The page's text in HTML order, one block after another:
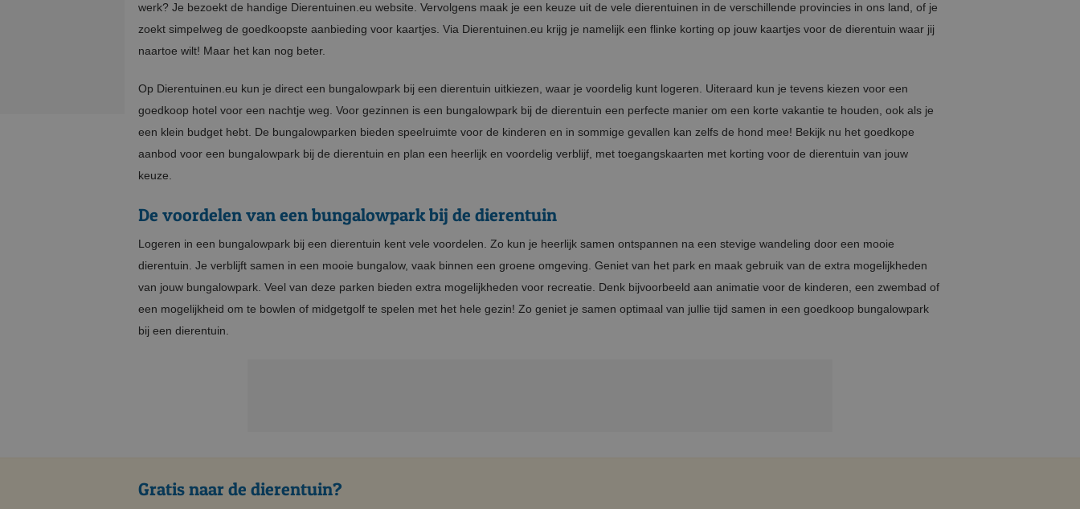
werk? Je bezoekt de handige Dierentuinen.eu website. Vervolgens maak je een keuze uit de vele dierentuinen in de verschillende provincies in ons land, of je
zoekt simpelweg de goedkoopste aanbieding voor kaartjes. Via Dierentuinen.eu krijg je namelijk een flinke korting op jouw kaartjes voor de dierentuin waar jij
naartoe wilt! Maar het kan nog beter.
Op Dierentuinen.eu kun je direct een bungalowpark bij een dierentuin uitkiezen, waar je voordelig kunt logeren. Uiteraard kun je tevens kiezen voor een
goedkoop hotel voor een nachtje weg. Voor gezinnen is een bungalowpark bij de dierentuin een perfecte manier om een korte vakantie te houden, ook als je
een klein budget hebt. De bungalowparken bieden speelruimte voor de kinderen en in sommige gevallen kan zelfs de hond mee! Bekijk nu het goedkope
aanbod voor een bungalowpark bij de dierentuin en plan een heerlijk en voordelig verblijf, met toegangskaarten met korting voor de dierentuin van jouw
keuze.
De voordelen van een bungalowpark bij de dierentuin
Logeren in een bungalowpark bij een dierentuin kent vele voordelen. Zo kun je heerlijk samen ontspannen na een stevige wandeling door een mooie
dierentuin. Je verblijft samen in een mooie bungalow, vaak binnen een groene omgeving. Geniet van het park en maak gebruik van de extra mogelijkheden
van jouw bungalowpark. Veel van deze parken bieden extra mogelijkheden voor recreatie. Denk bijvoorbeeld aan animatie voor de kinderen, een zwembad of
een mogelijkheid om te bowlen of midgetgolf te spelen met het hele gezin! Zo geniet je samen optimaal van jullie tijd samen in een goedkoop bungalowpark
bij een dierentuin.
Gratis naar de dierentuin?